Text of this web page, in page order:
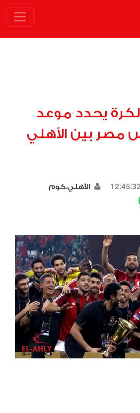
يحدد موعد
مصر بين الأهلي
الأهلي.كوم